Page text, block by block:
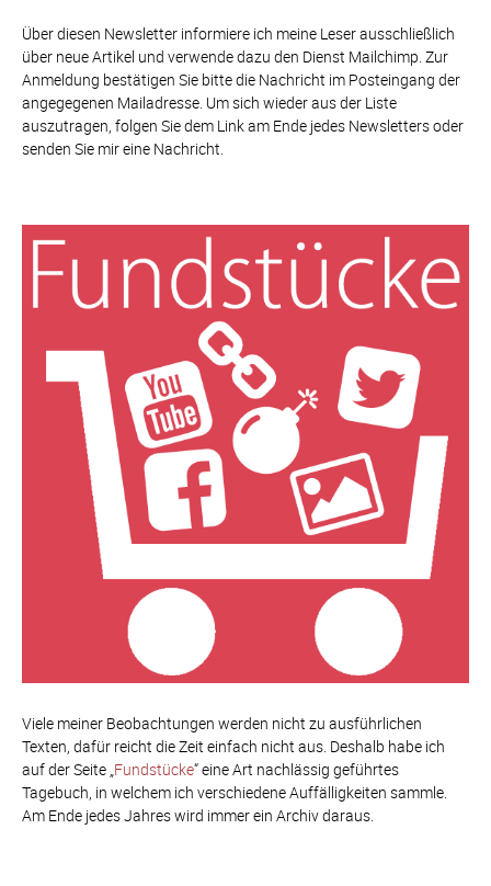
Über diesen Newsletter informiere ich meine Leser ausschließlich
über neue Artikel und verwende dazu den Dienst Mailchimp. Zur
Anmeldung bestätigen Sie bitte die Nachricht im Posteingang der
angegegenen Mailadresse. Um sich wieder aus der Liste
auszutragen, folgen Sie dem Link am Ende jedes Newsletters oder
senden Sie mir eine Nachricht.
Viele meiner Beobachtungen werden nicht zu ausführlichen
Texten, dafür reicht die Zeit einfach nicht aus. Deshalb habe ich
auf der Seite „Fundstücke“ eine Art nachlässig geführtes
Tagebuch, in welchem ich verschiedene Auffälligkeiten sammle.
Am Ende jedes Jahres wird immer ein Archiv daraus.